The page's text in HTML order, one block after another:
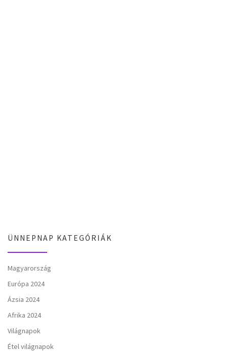
ÜNNEPNAP KATEGÓRIÁK
Magyarország
Európa 2024
Ázsia 2024
Afrika 2024
Világnapok
Étel világnapok